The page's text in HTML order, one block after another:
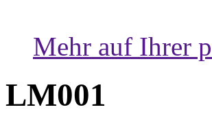
Mehr auf Ihrer
LM001